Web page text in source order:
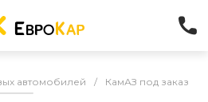
автомобилей / КамАЗ под заказ